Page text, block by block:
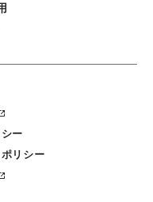
ー
リシー